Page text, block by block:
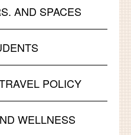
AND SPACES
POLICY
WELLNESS